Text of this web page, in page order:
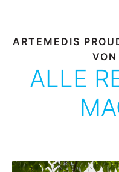
ARTEMEDIS
VON
ALLE